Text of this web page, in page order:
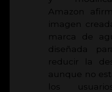
Amazon
imagen
marca de
diseñada
reducir la
aunque no
los